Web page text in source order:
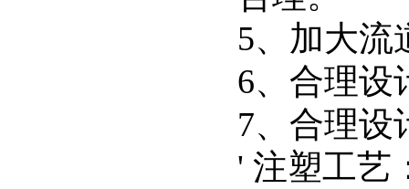
5、加大流
6、合理设
7、合理设
' 注塑工艺